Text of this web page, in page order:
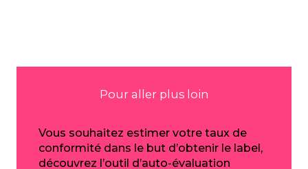
Pour aller plus loin
Vous souhaitez estimer votre taux de
conformité dans le but d’obtenir le label,
découvrez l’outil d’auto-évaluation